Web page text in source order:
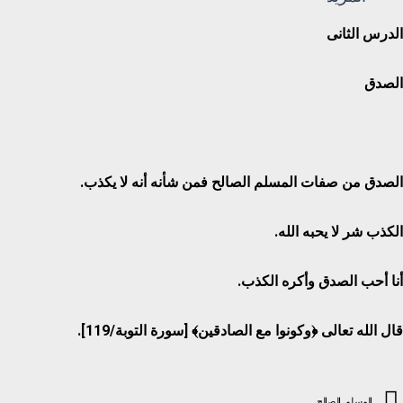
الدرس الثانى
الصدق
الصدق من صفات المسلم الصالح فمن شأنه أنه لا يكذب.
الكذب شر لا يحبه الله.
أنا أحب الصدق وأكره الكذب.
قال الله تعالى﴿وكونوا مع الصادقين﴾ [سورة التوبة/119
].
المسلم الصالح